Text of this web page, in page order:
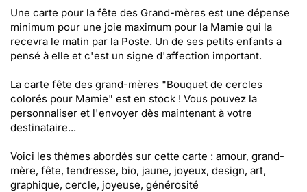
Une carte pour la fête des Grand-mères est une dépense
minimum pour une joie maximum pour la Mamie qui la
recevra le matin par la Poste. Un de ses petits enfants a
pensé à elle et c'est un signe d'affection important.
La carte fête des grand-mères "Bouquet de cercles
colorés pour Mamie" est en stock ! Vous pouvez la
personnaliser et l'envoyer dès maintenant à votre
destinataire...
Voici les thèmes abordés sur cette carte : amour, grand-
mère, fête, tendresse, bio, jaune, joyeux, design, art,
graphique, cercle, joyeuse, générosité